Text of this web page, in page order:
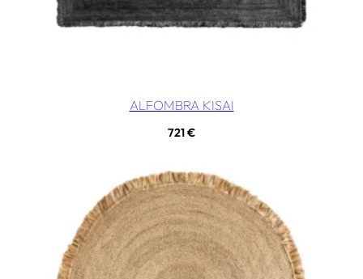
ALFOMBRA KISAI
721€